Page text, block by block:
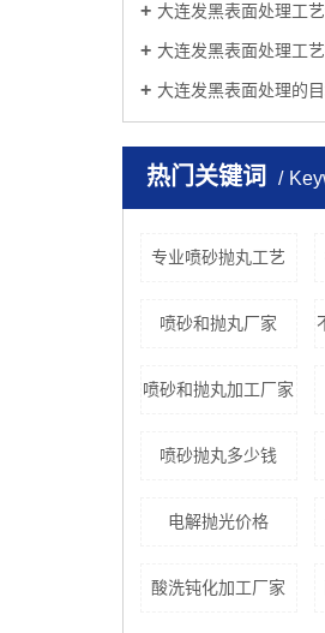
大连发黑表面处理工
大连发黑表面处理工
大连发黑表面处理的
热门关键词
专业喷砂抛丸工艺
喷砂和抛丸厂家
喷砂和抛丸加工厂家
喷砂抛丸多少钱
电解抛光价格
酸洗钝化加工厂家